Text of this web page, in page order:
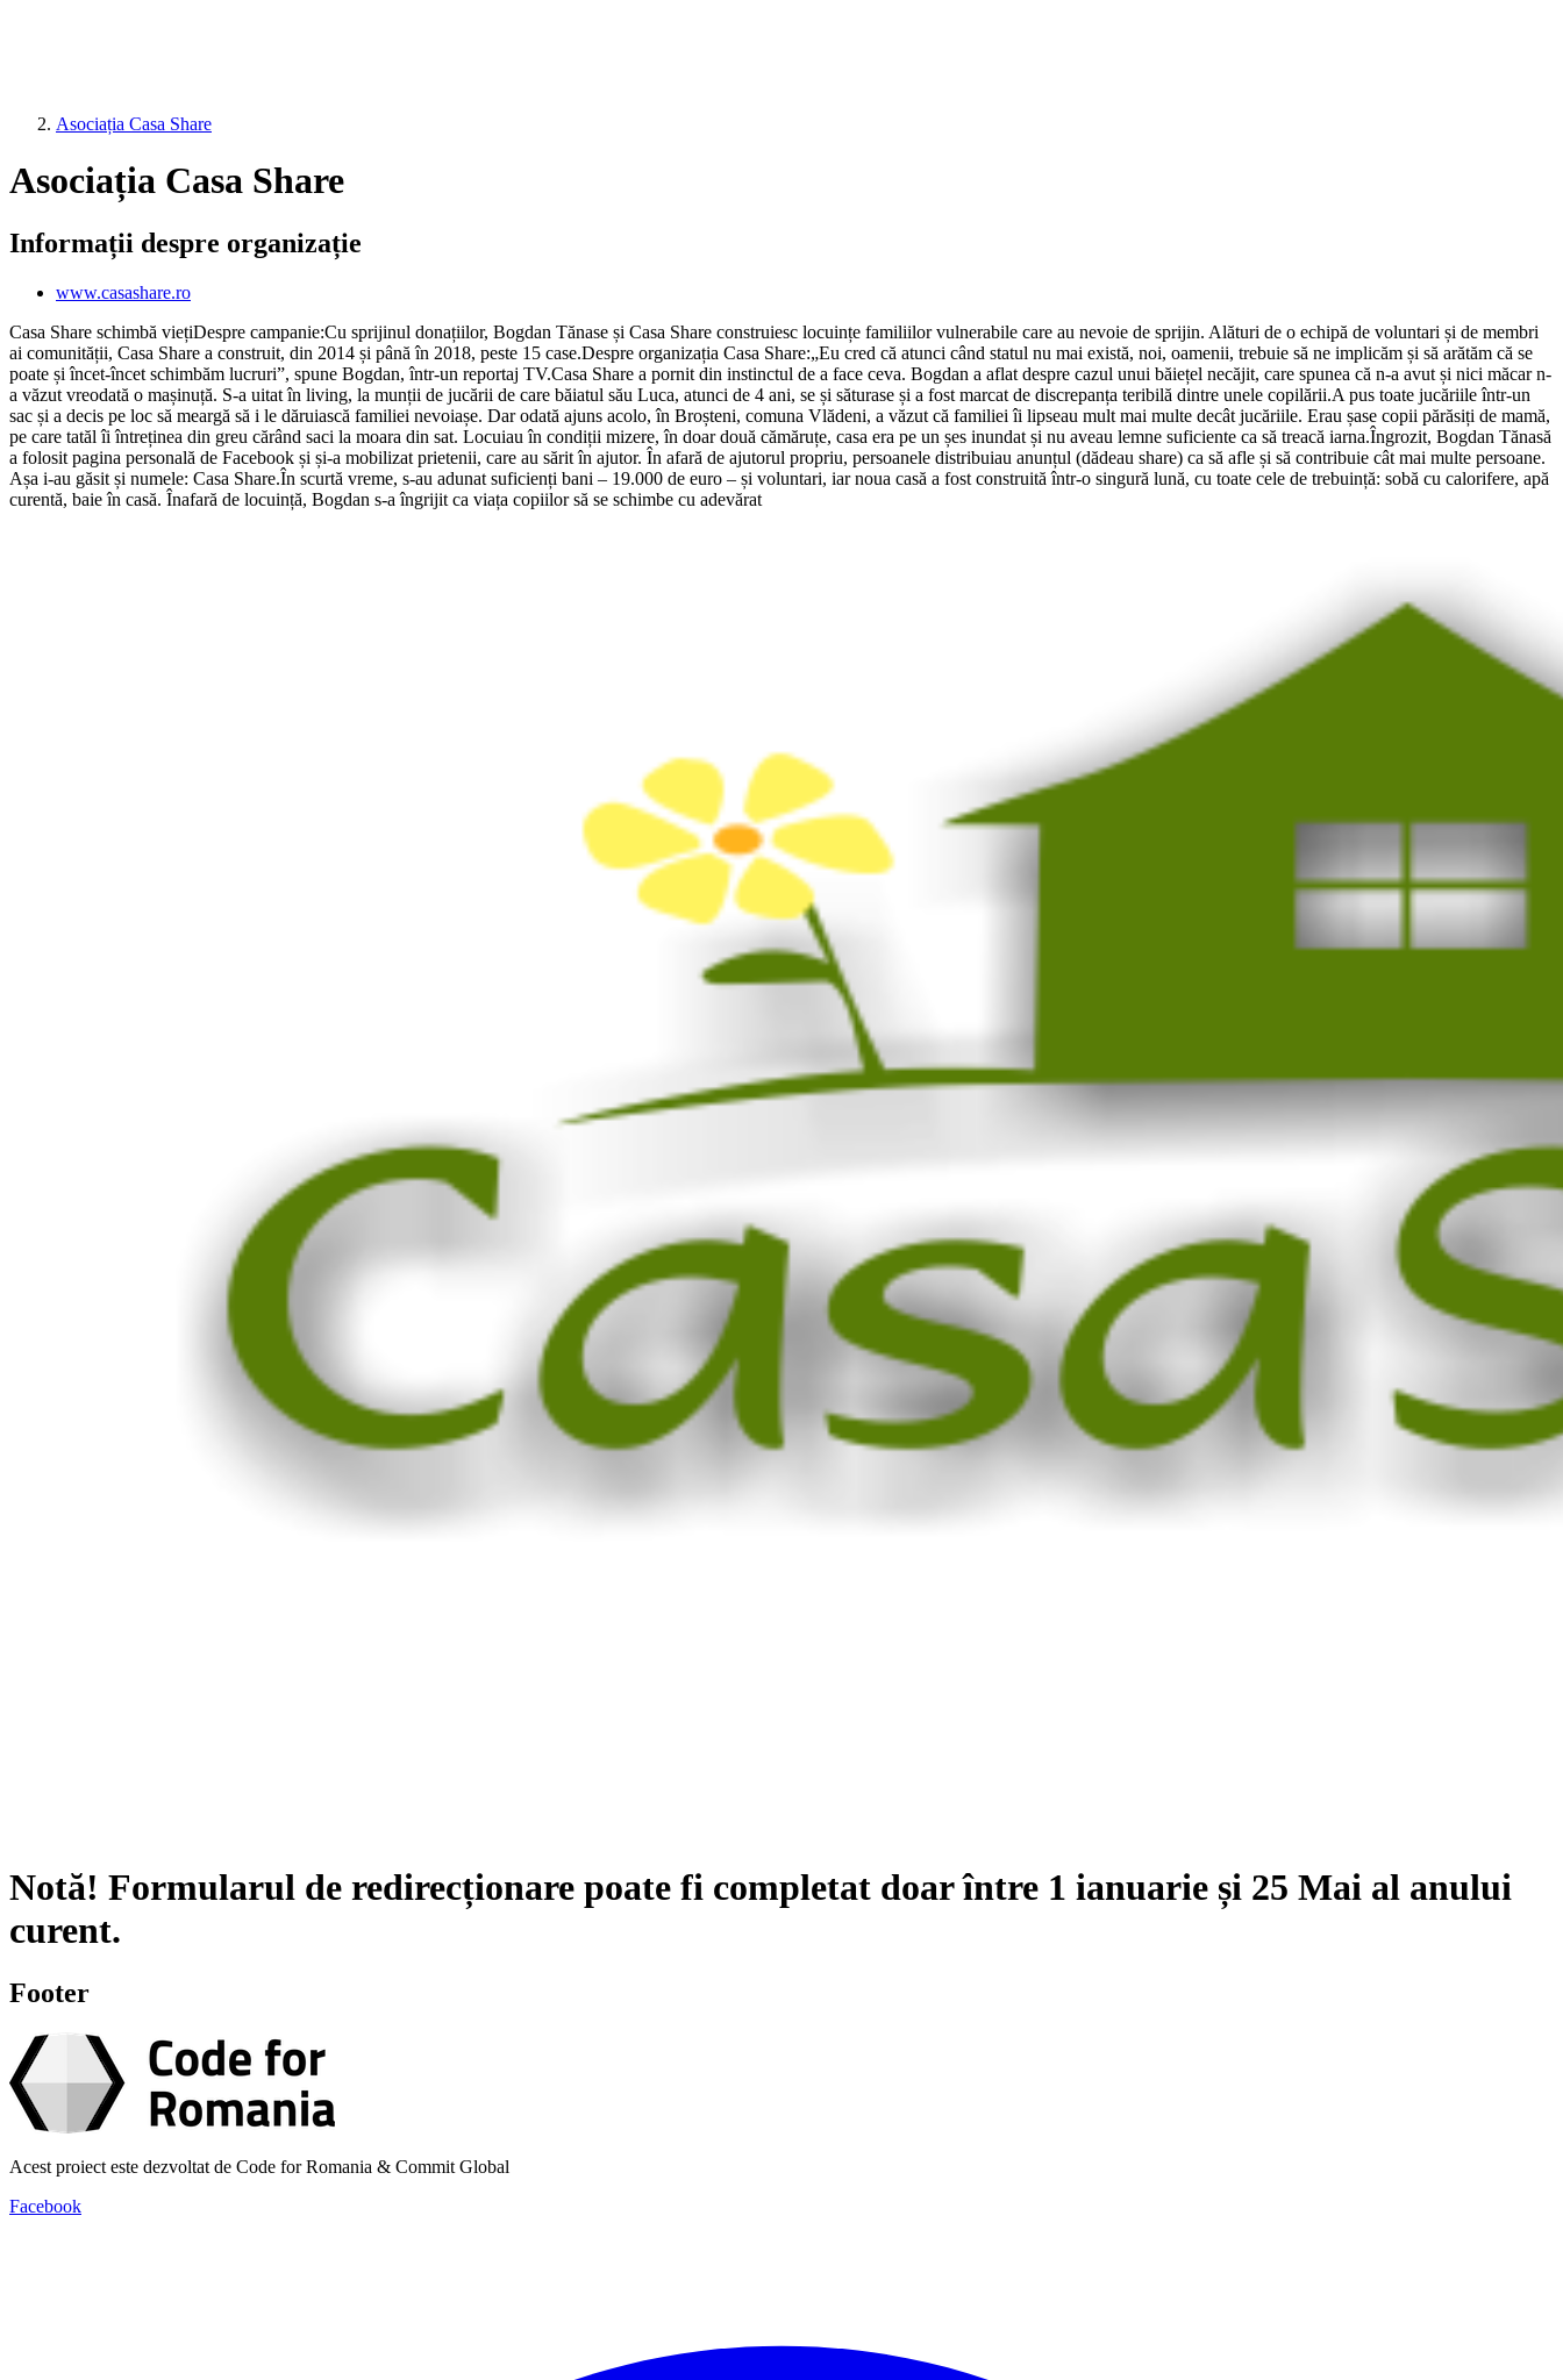
Asociația Casa Share
Asociația Casa Share
Informații despre organizație
www.casashare.ro
Casa Share schimbă viețiDespre campanie:Cu sprijinul donațiilor, Bogdan Tănase și Casa Share construiesc locuințe familiilor vulnerabile care au nevoie de sprijin. Alături de o echipă de voluntari și de membri
ai comunității, Casa Share a construit, din 2014 și până în 2018, peste 15 case.Despre organizația Casa Share:„Eu cred că atunci când statul nu mai există, noi, oamenii, trebuie să ne implicăm și să arătăm că se
poate și încet-încet schimbăm lucruri”, spune Bogdan, într-un reportaj TV.Casa Share a pornit din instinctul de a face ceva. Bogdan a aflat despre cazul unui băiețel necăjit, care spunea că n-a avut și nici măcar n-
a văzut vreodată o mașinuță. S-a uitat în living, la munții de jucării de care băiatul său Luca, atunci de 4 ani, se și săturase și a fost marcat de discrepanța teribilă dintre unele copilării.A pus toate jucăriile într-un
sac și a decis pe loc să meargă să i le dăruiască familiei nevoiașe. Dar odată ajuns acolo, în Broșteni, comuna Vlădeni, a văzut că familiei îi lipseau mult mai multe decât jucăriile. Erau șase copii părăsiți de mamă,
pe care tatăl îi întreținea din greu cărând saci la moara din sat. Locuiau în condiții mizere, în doar două cămăruțe, casa era pe un șes inundat și nu aveau lemne suficiente ca să treacă iarna.Îngrozit, Bogdan Tănasă
a folosit pagina personală de Facebook și și-a mobilizat prietenii, care au sărit în ajutor. În afară de ajutorul propriu, persoanele distribuiau anunțul (dădeau share) ca să afle și să contribuie cât mai multe persoane.
Așa i-au găsit și numele: Casa Share.În scurtă vreme, s-au adunat suficienți bani – 19.000 de euro – și voluntari, iar noua casă a fost construită într-o singură lună, cu toate cele de trebuință: sobă cu calorifere, apă
curentă, baie în casă. Înafară de locuință, Bogdan s-a îngrijit ca viața copiilor să se schimbe cu adevărat
Notă! Formularul de redirecționare poate fi completat doar între 1 ianuarie și 25 Mai al anului
curent.
Footer
Acest proiect este dezvoltat de Code for Romania & Commit Global
Facebook